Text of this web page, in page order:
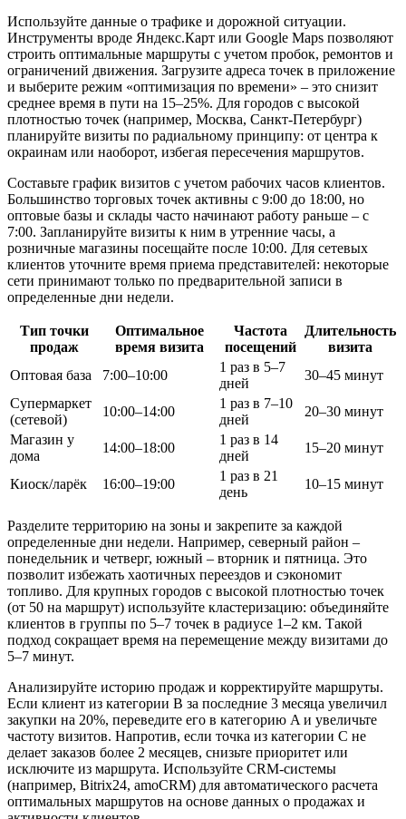
Используйте данные о трафике и дорожной ситуации.
Инструменты вроде Яндекс.Карт или Google Maps позволяют
строить оптимальные маршруты с учетом пробок, ремонтов и
ограничений движения. Загрузите адреса точек в приложение
и выберите режим «оптимизация по времени» – это снизит
среднее время в пути на 15–25%. Для городов с высокой
плотностью точек (например, Москва, Санкт-Петербург)
планируйте визиты по радиальному принципу: от центра к
окраинам или наоборот, избегая пересечения маршрутов.
Составьте график визитов с учетом рабочих часов клиентов.
Большинство торговых точек активны с 9:00 до 18:00, но
оптовые базы и склады часто начинают работу раньше – с
7:00. Запланируйте визиты к ним в утренние часы, а
розничные магазины посещайте после 10:00. Для сетевых
клиентов уточните время приема представителей: некоторые
сети принимают только по предварительной записи в
определенные дни недели.
Тип точки
продаж
Оптимальное
время визита
Частота
посещений
Длительность
визита
Оптовая база
7:00–10:00
1 раз в 5–7
дней
30–45 минут
Супермаркет
(сетевой)
10:00–14:00
1 раз в 7–10
дней
20–30 минут
Магазин у
дома
14:00–18:00
1 раз в 14
дней
15–20 минут
Киоск/ларёк 16:00–19:00
1 раз в 21
день
10–15 минут
Разделите территорию на зоны и закрепите за каждой
определенные дни недели. Например, северный район –
понедельник и четверг, южный – вторник и пятница. Это
позволит избежать хаотичных переездов и сэкономит
топливо. Для крупных городов с высокой плотностью точек
(от 50 на маршрут) используйте кластеризацию: объединяйте
клиентов в группы по 5–7 точек в радиусе 1–2 км. Такой
подход сокращает время на перемещение между визитами до
5–7 минут.
Анализируйте историю продаж и корректируйте маршруты.
Если клиент из категории B за последние 3 месяца увеличил
закупки на 20%, переведите его в категорию A и увеличьте
частоту визитов. Напротив, если точка из категории C не
делает заказов более 2 месяцев, снизьте приоритет или
исключите из маршрута. Используйте CRM-системы
(например, Bitrix24, amoCRM) для автоматического расчета
оптимальных маршрутов на основе данных о продажах и